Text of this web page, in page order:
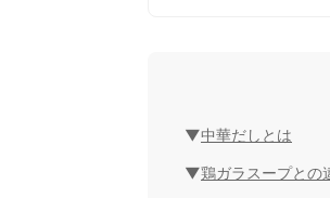
中華だしとは
鶏ガラスープとの